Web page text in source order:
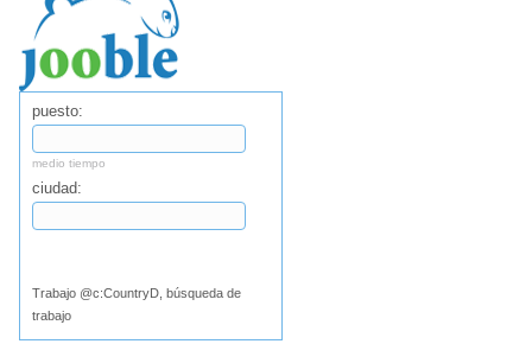
puesto:
medio tiempo
ciudad:
Trabajo @c:CountryD, búsqueda de
trabajo